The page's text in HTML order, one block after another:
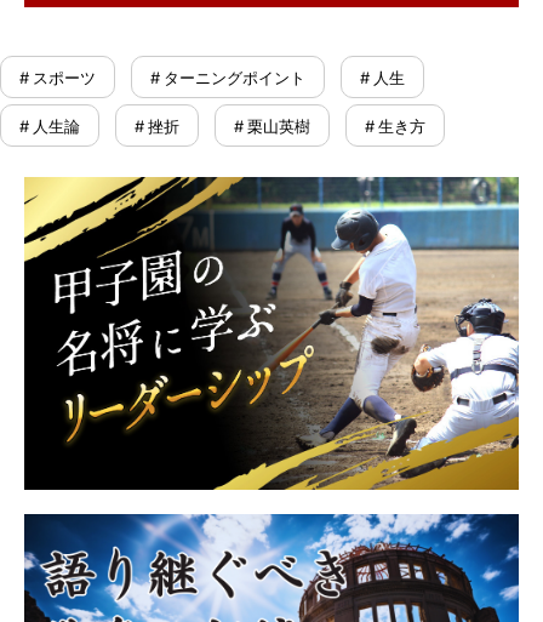
# スポーツ # ターニングポイント # 人生
# 人生論 # 挫折 # 栗山英樹 # 生き方